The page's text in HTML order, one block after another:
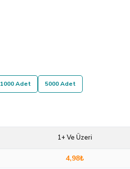
1000 Adet 5000 Adet
1+ Ve Üzeri
4,98₺